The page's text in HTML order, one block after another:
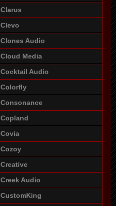
Clarus
Clevo
Clones Audio
Cloud Media
Cocktail Audio
Colorfly
Consonance
Copland
Covia
Cozoy
Creative
Creek Audio
CustomKing